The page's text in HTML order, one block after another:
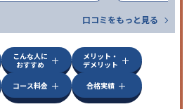
口コミをもっと見る
こんな人に
おすすめ
メリット・
デメリット
コース料金 合格実績